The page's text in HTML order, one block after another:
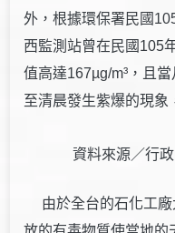
外，根據環保署民國
西監測站曾在民國105
值高達167µg/m³，且
至清晨發生紫爆的現象
資料來源／行
由於全台的石化工